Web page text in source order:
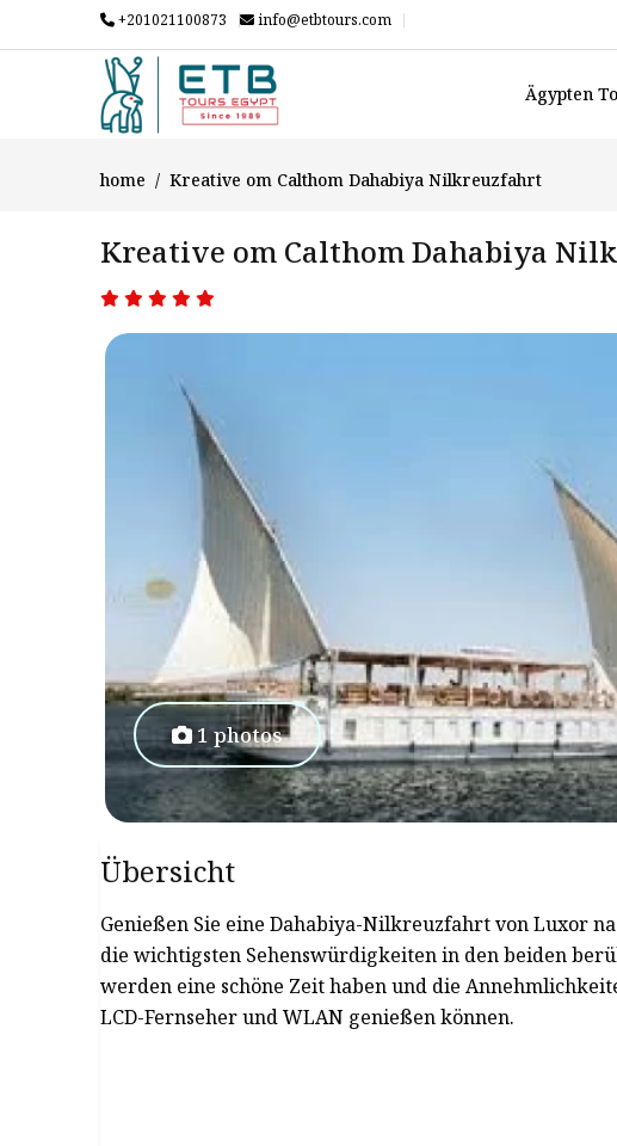
+201021100873 info@etbtours.com
Ägypten
home Kreative om Calthom Dahabiya Nilkreuzfahrt
Kreative om Calthom Dahabiya
1 photos
Übersicht
Genießen Sie eine Dahabiya-Nilkreuzfahrt von Luxor
die wichtigsten Sehenswürdigkeiten in den beiden
werden eine schöne Zeit haben und die
LCD-Fernseher und WLAN genießen können.